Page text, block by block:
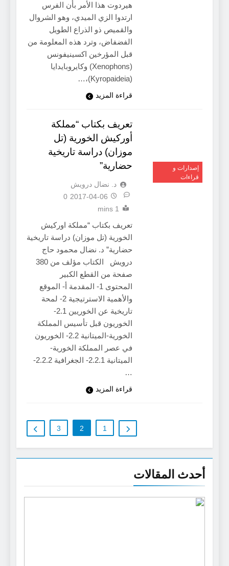
هيردوت هذا الأمر بأن الفرس
ارتدوا الزي الميدي، وهو الشروال
والقميص ذو الذراع الطويل
الفضفاض، وترد هذه المعلومة من
قبل المؤرخين اكسينيفونس
(Xenophons) وكايروبايدايا
(Kyropaideia)،…
قراءة المزيد
إصدارات و
قراءات
تعريف بكتاب “مملكة
أوركيش الخورية (تل
موزان) دراسة تاريخية
حضارية”
د. نضال درويش
2017-04-06
0
1 mins
تعريف بكتاب “مملكة اوركيش
الخورية (تل موزان) دراسة تاريخية
حضارية” د. نضال محمود حاج
درويش الكتاب مؤلف من 380
صفحة من القطع الكبير
المحتوى 1- المقدمة أ- الموقع
والأهمية الاسترتيجية 2- لمحة
تاريخية عن الخوريين 2.1-
الخوريون قبل تأسيس المملكة
الخورية-الميتانية 2.2- الخوريون
في عصر المملكة الخورية-
الميتانية 2.2.1- الجغرافية 2.2.2-
…
قراءة المزيد
1
2
3
أحدث المقالات